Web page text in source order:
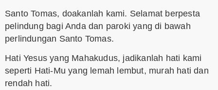
Santo Tomas, doakanlah kami. Selamat berpesta
pelindung bagi Anda dan paroki yang di bawah
perlindungan Santo Tomas.
Hati Yesus yang Mahakudus, jadikanlah hati kami
seperti Hati-Mu yang lemah lembut, murah hati dan
rendah hati.